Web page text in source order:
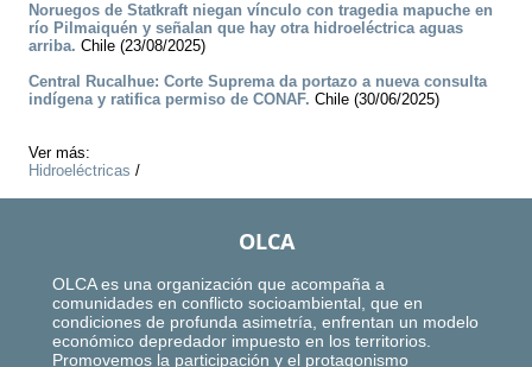
Noruegos de Statkraft niegan vínculo con tragedia mapuche en
río Pilmaiquén y señalan que hay otra hidroeléctrica aguas
arriba. Chile (23/08/2025)
Central Rucalhue: Corte Suprema da portazo a nueva consulta
indígena y ratifica permiso de CONAF. Chile (30/06/2025)
Ver más:
Hidroeléctricas /
OLCA
OLCA es una organización que acompaña a
comunidades en conflicto socioambiental, que en
condiciones de profunda asimetría, enfrentan un modelo
económico depredador impuesto en los territorios.
Promovemos la participación y el protagonismo